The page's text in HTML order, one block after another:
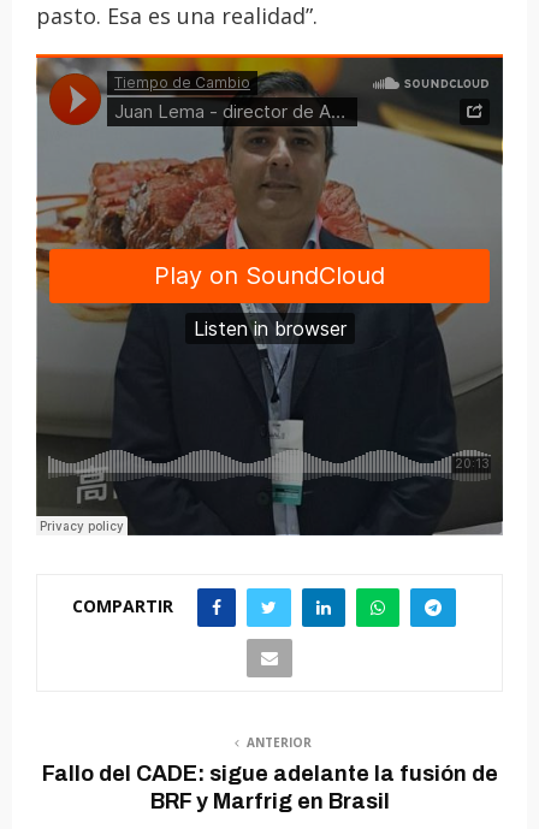
pasto. Esa es una realidad”.
COMPARTIR
ANTERIOR
Fallo del CADE: sigue adelante la fusión de
BRF y Marfrig en Brasil